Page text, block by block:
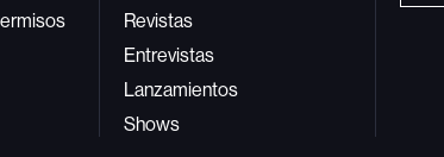
Revistas
Entrevistas
Lanzamientos
Shows